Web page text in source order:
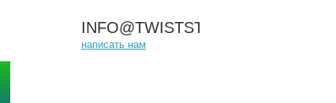
INFO@TWISTSTUDIO.RU
написать нам